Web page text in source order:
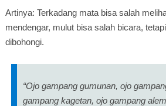
Artinya: Terkadang mata bisa salah
mendengar, mulut bisa salah bicara,
dibohongi.
“Ojo gampang gumunan, ojo
gampang kagetan, ojo gampang